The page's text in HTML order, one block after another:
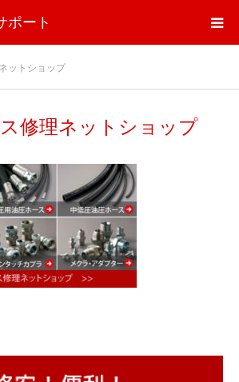
ポート
ットショップ
修理ネットショップ